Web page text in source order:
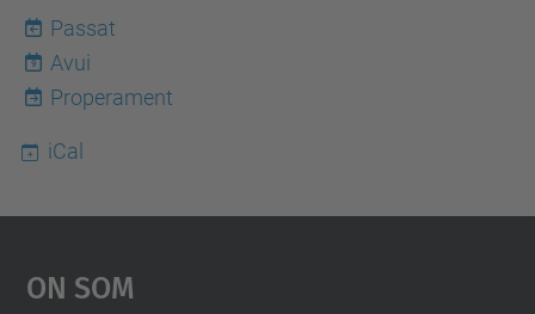
Passat
9
Avui
Properament
iCal
On Som